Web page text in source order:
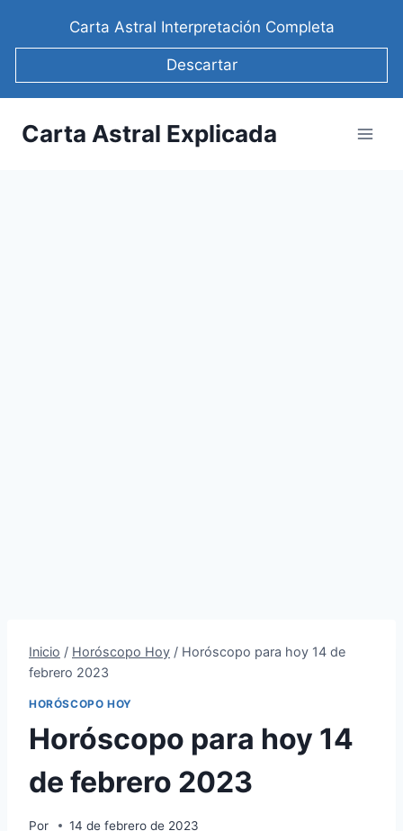
Carta Astral Interpretación Completa
Descartar
Carta Astral Explicada
Inicio / Horóscopo Hoy / Horóscopo para hoy 14 de
febrero 2023
HORÓSCOPO HOY
Horóscopo para hoy 14
de febrero 2023
Por 14 de febrero de 2023